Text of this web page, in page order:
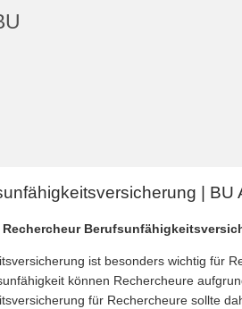
| BU
ist besonders wichtig für
können Rechercheure
für Rechercheure sollte